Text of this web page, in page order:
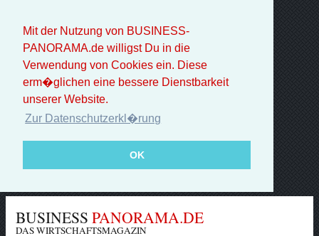
Mit der Nutzung von BUSINESS-
PANORAMA.de willigst Du in die
Verwendung von Cookies ein. Diese
erm�glichen eine bessere Dienstbarkeit
unserer Website.
Zur Datenschutzerkl�rung
OK
BUSINESS PANORAMA.DE
DAS WIRTSCHAFTSMAGAZIN